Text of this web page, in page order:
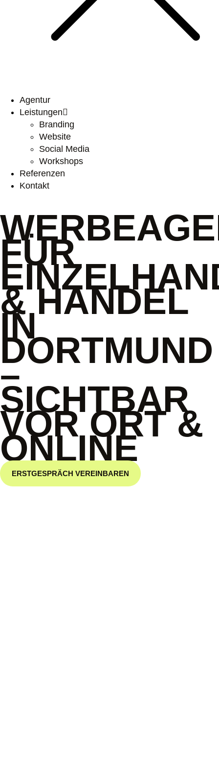
Agentur
Leistungen
Branding
Website
Social Media
Workshops
Referenzen
Kontakt
FÜR
& HANDEL
IN
DORTMUND
–
SICHTBAR
VOR ORT &
ONLINE
ERSTGESPRÄCH VEREINBAREN